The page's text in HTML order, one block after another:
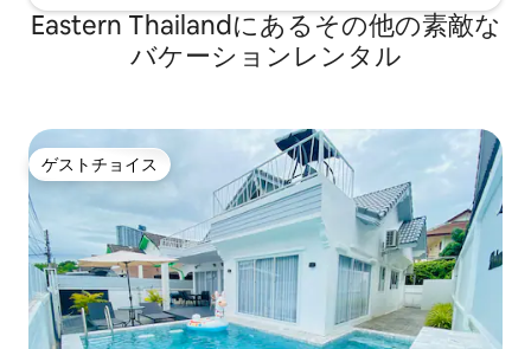
り、家全体には高速Wi-Fiが備わってお
り、豊かで便利なエンターテイメントと
接続体験を提供します。 🎨 モダンなスタ
囲気があり、快適さと優雅さを兼ね備え
ており、休暇をより快適にします。
Eastern Thailandにあるその他の素敵な
バケーションレンタル
ゲストチョイス
ゲストチョイス